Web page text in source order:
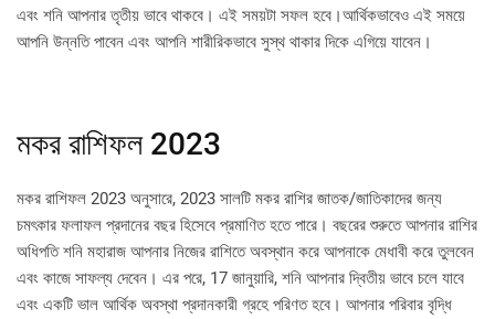
এবং শনি আপনার তৃতীয় ভাবে থাকবে। এই সময়টা সফল হবে।আর্থিকভাবেও এই সময়ে
আপনি উন্নতি পাবেন এবং আপনি শারীরিকভাবে সুস্থ থাকার দিকে এগিয়ে যাবেন।
মকর রাশিফল 2023
মকর রাশিফল ​​2023 অনুসারে, 2023 সালটি মকর রাশির জাতক/জাতিকাদের জন্য
চমৎকার ফলাফল প্রদানের বছর হিসেবে প্রমাণিত হতে পারে। বছরের শুরুতে আপনার রাশির
অধিপতি শনি মহারাজ আপনার নিজের রাশিতে অবস্থান করে আপনাকে মেধাবী করে তুলবেন
এবং কাজে সাফল্য দেবেন। এর পরে, 17 জানুয়ারি, শনি আপনার দ্বিতীয় ভাবে চলে যাবে
এবং একটি ভাল আর্থিক অবস্থা প্রদানকারী গ্রহে পরিণত হবে। আপনার পরিবার বৃদ্ধি